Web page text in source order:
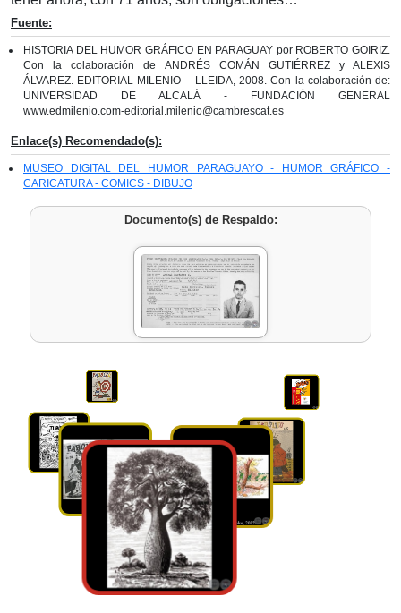
Fuente:
HISTORIA DEL HUMOR GRÁFICO EN PARAGUAY por ROBERTO GOIRIZ.
Con la colaboración de ANDRÉS COMÁN GUTIÉRREZ y ALEXIS
ÁLVAREZ. EDITORIAL MILENIO – LLEIDA, 2008. Con la colaboración de:
UNIVERSIDAD DE ALCALÁ - FUNDACIÓN GENERAL
www.edmilenio.com-editorial.milenio@cambrescat.es
Enlace(s) Recomendado(s):
MUSEO DIGITAL DEL HUMOR PARAGUAYO - HUMOR GRÁFICO -
CARICATURA - COMICS - DIBUJO
Documento(s) de Respaldo: